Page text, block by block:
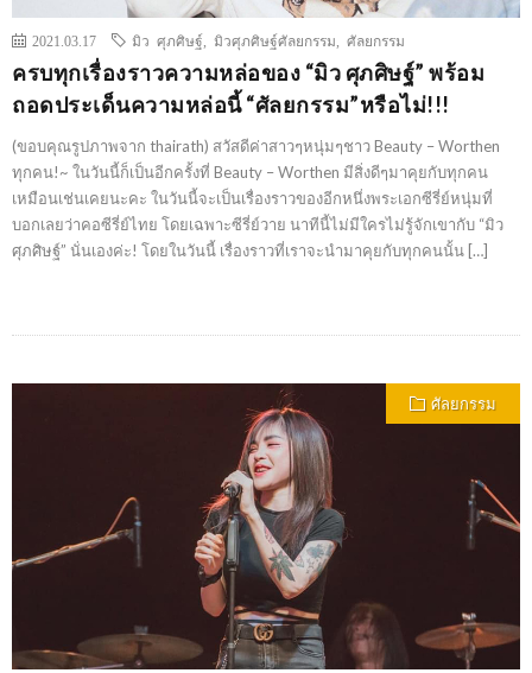
2021.03.17 มิว ศุภศิษฐ์ มิวศุภศิษฐ์ศัลยกรรม ศัลยกรรม
ครบทุกเรื่องราวความหล่อของ “มิว ศุภศิษฐ์” พร้อม
ถอดประเด็นความหล่อนี้ “ศัลยกรรม”หรือไม่!!!
(ขอบคุณรูปภาพจาก thairath) สวัสดีค่าสาวๆหนุ่มๆชาว Beauty – Worthen
ทุกคน!~ ในวันนี้ก็เป็นอีกครั้งที่ Beauty – Worthen มีสิ่งดีๆมาคุยกับทุกคน
เหมือนเช่นเคยนะคะ ในวันนี้จะเป็นเรื่องราวของอีกหนึ่งพระเอกซีรี่ย์หนุ่มที่
บอกเลยว่าคอซีรี่ย์ไทย โดยเฉพาะซีรี่ย์วาย นาทีนี้ไม่มีใครไม่รู้จักเขากับ “มิว
ศุภศิษฐ์” นั่นเองค่ะ! โดยในวันนี้ เรื่องราวที่เราจะนำมาคุยกับทุกคนนั้น […]
ศัลยกรรม